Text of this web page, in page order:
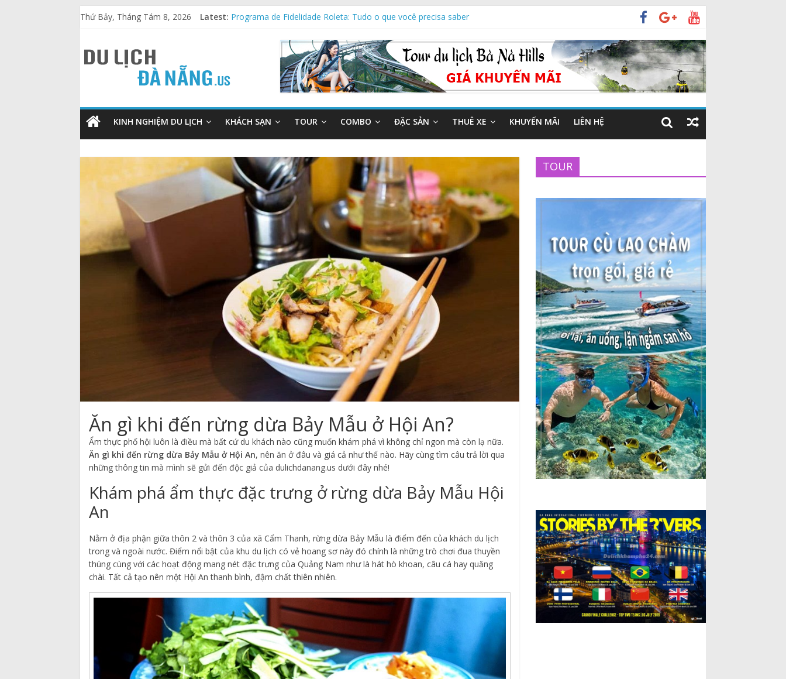
Thứ Bảy, Tháng Tám 8, 2026 Latest: Programa de Fidelidade Roleta: Tudo o que você precisa saber
The Ultimate Guide to French Roulette Low House Edge UK for Experts
The Ultimate Guide to French Roulette Low House Edge USA with Jackpots
KINH NGHIỆM DU LỊCH KHÁCH SẠN TOUR COMBO ĐẶC SẢN THUÊ XE KHUYẾN MÃI LIÊN HỆ
Ăn gì khi đến rừng dừa Bảy Mẫu ở Hội An?
Ẩm thực phố hội luôn là điều mà bất cứ du khách nào cũng muốn khám phá vì không chỉ ngon mà còn lạ nữa.
Ăn gì khi đến rừng dừa Bảy Mẫu ở Hội An, nên ăn ở đâu và giá cả như thế nào. Hãy cùng tìm câu trả lời qua
những thông tin mà mình sẽ gửi đến độc giả của dulichdanang.us dưới đây nhé!
Khám phá ẩm thực đặc trưng ở rừng dừa Bảy Mẫu Hội
An
Nằm ở địa phận giữa thôn 2 và thôn 3 của xã Cẩm Thanh, rừng dừa Bảy Mẫu là điểm đến của khách du lịch
trong và ngoài nước. Điểm nổi bật của khu du lịch có vẻ hoang sơ này đó chính là những trò chơi đua thuyền
thúng cùng với các hoạt động mang nét đặc trưng của Quảng Nam như là hát hò khoan, câu cá hay quăng
chài. Tất cả tạo nên một Hội An thanh bình, đậm chất thiên nhiên.
TOUR